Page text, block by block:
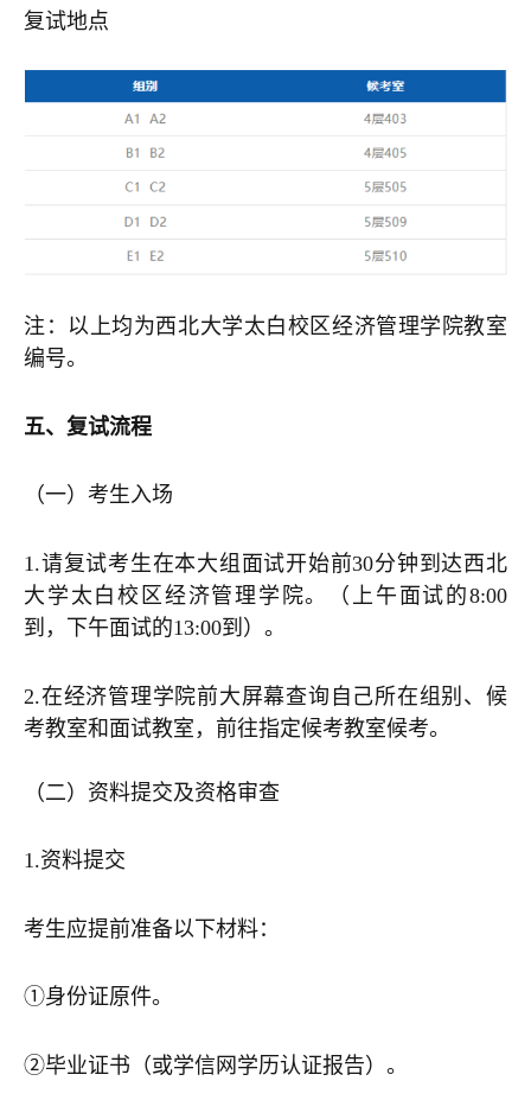
复试地点
注：以上均为西北大学太白校区经济管理学院教室
编号。
五、复试流程
（一） 考生入场
1.请复试考生在本大组面试开始前30分钟到达西北
大学太白校区经济管理学院。（上午面试的8:00
到，下午面试的13:00到）。
2.在经济管理学院前大屏幕查询自己所在组别、候
考教室和面试教室，前往指定候考教室候考。
（二） 资料提交及资格审查
1.资料提交
考生应提前准备以下材料：
①身份证原件。
②毕业证书（或学信网学历认证报告）。